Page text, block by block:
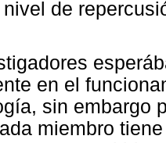
de
en el
sin embargo
miembro